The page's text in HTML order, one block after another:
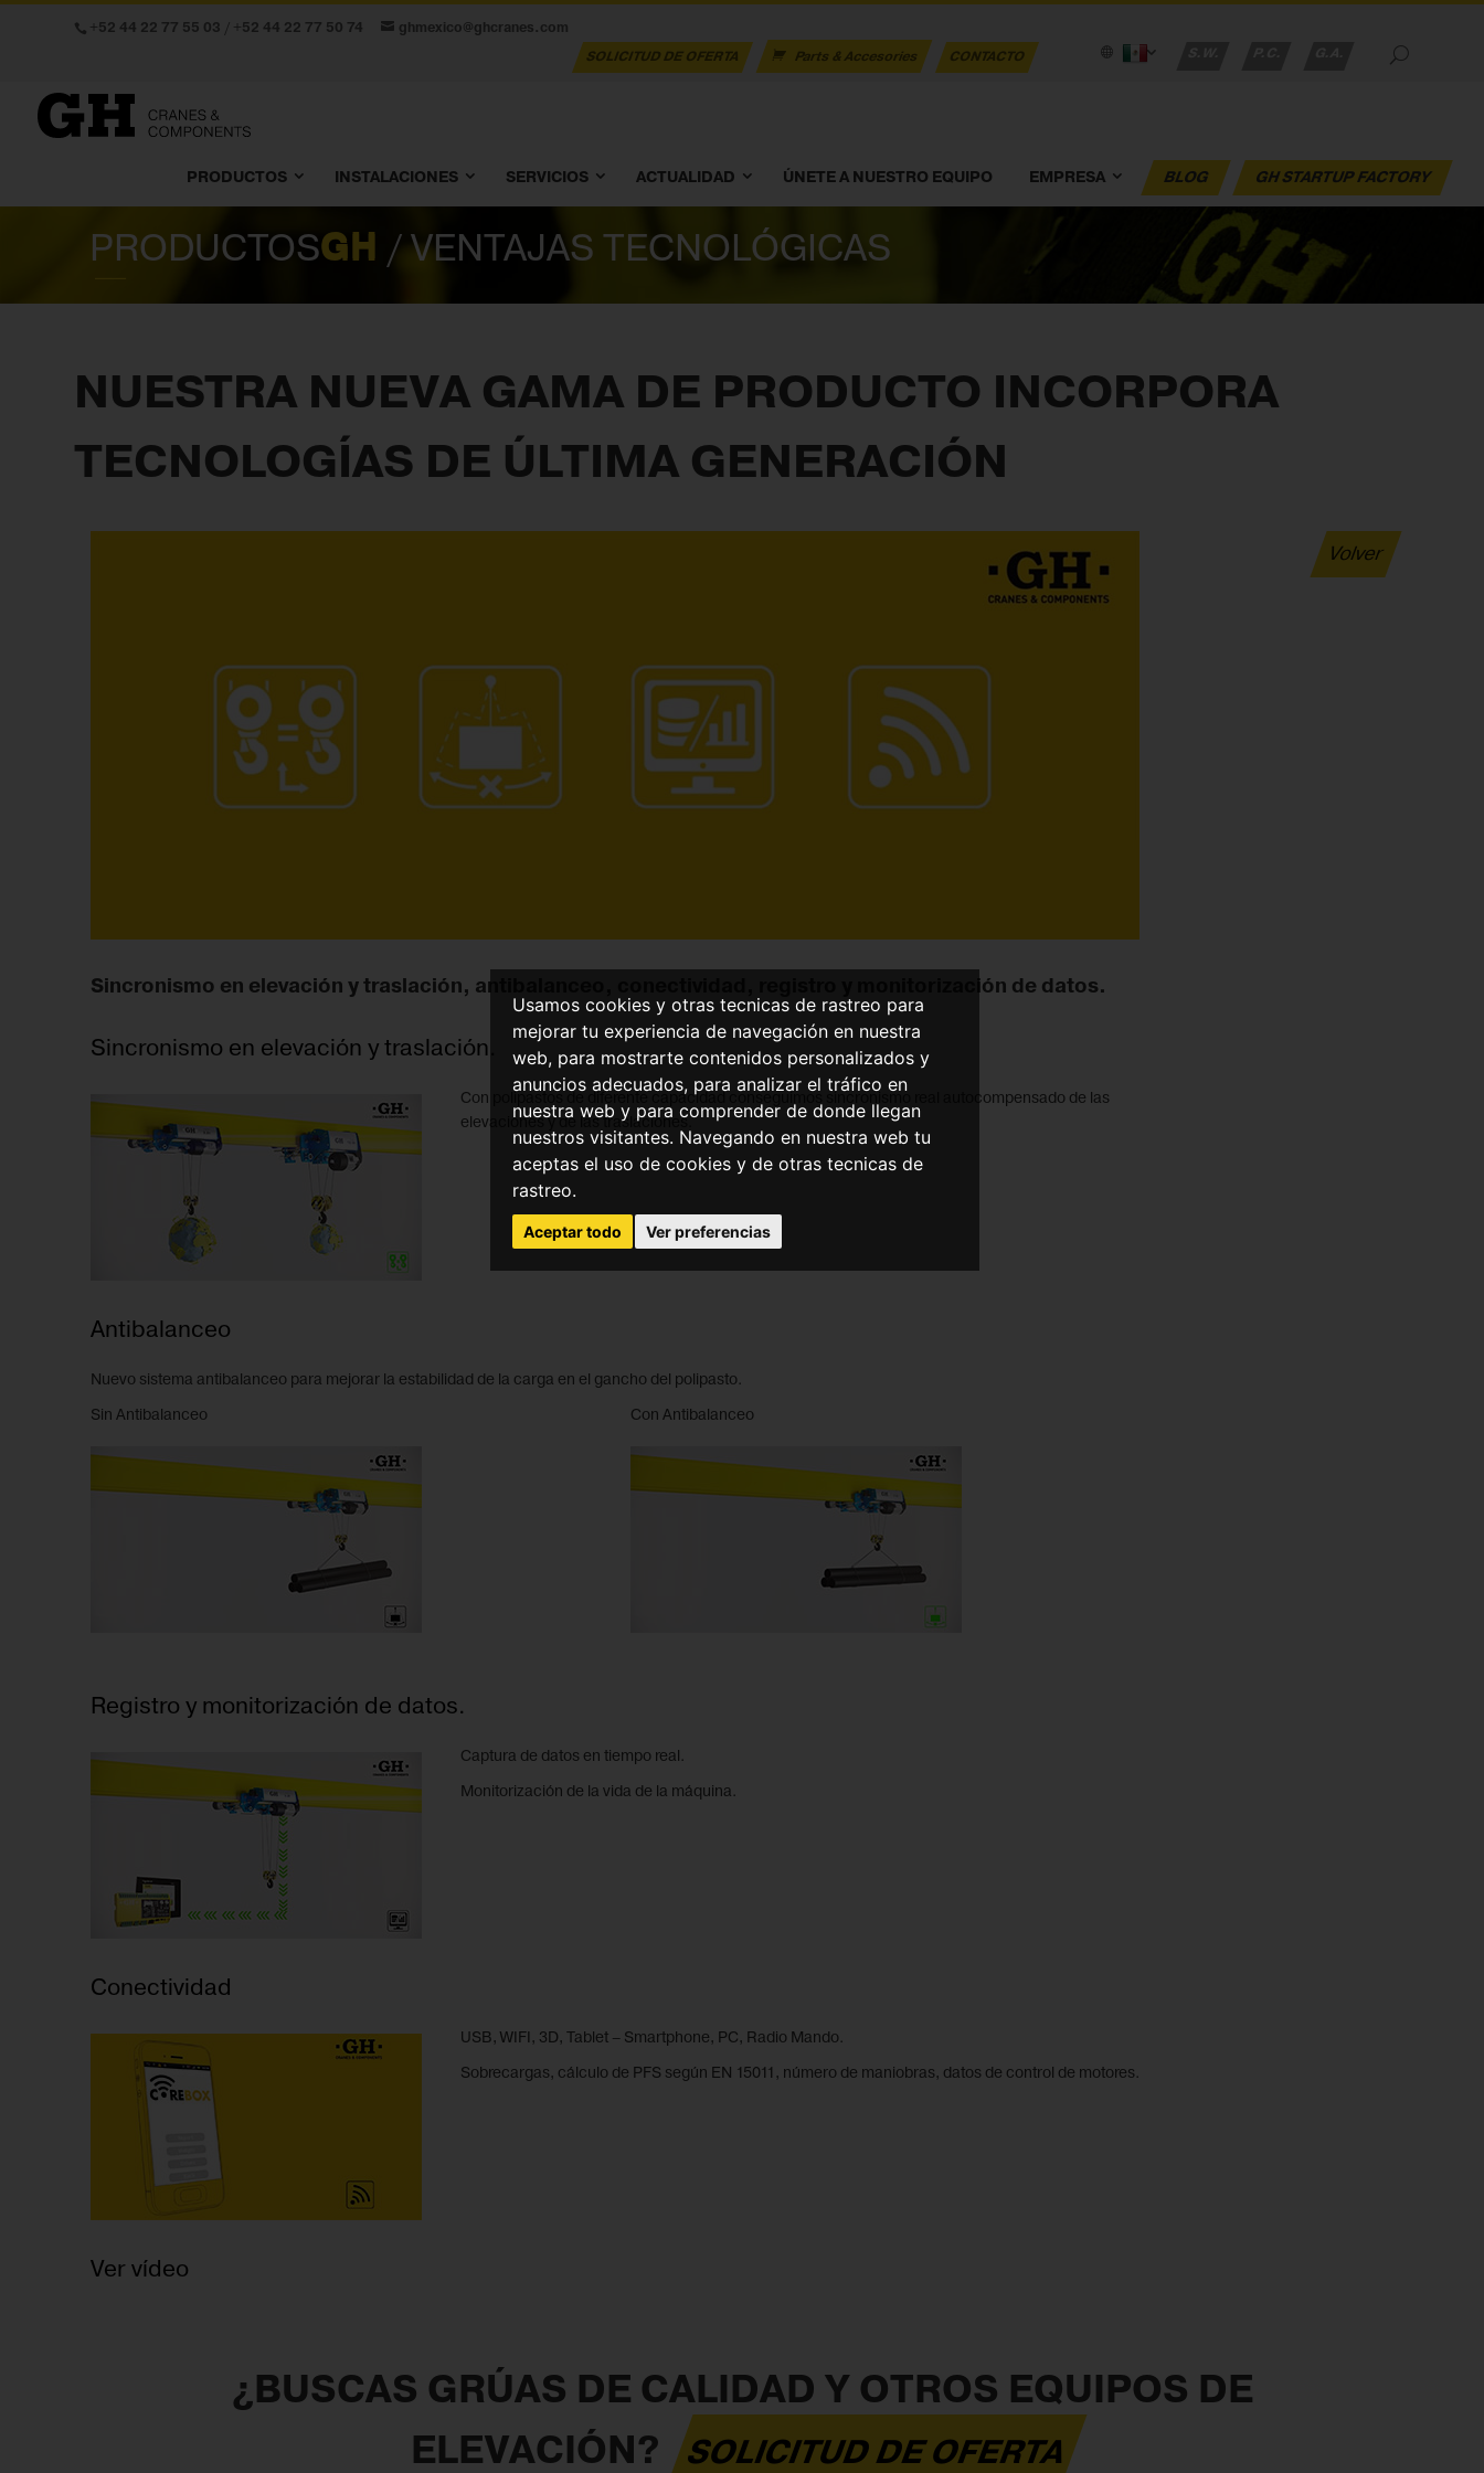
Usamos cookies y otras tecnicas de rastreo para
mejorar tu experiencia de navegación en nuestra
web, para mostrarte contenidos personalizados y
anuncios adecuados, para analizar el tráfico en
nuestra web y para comprender de donde llegan
nuestros visitantes. Navegando en nuestra web tu
aceptas el uso de cookies y de otras tecnicas de
rastreo.
Aceptar todo Ver preferencias
+52 44 22 77 55 03 / +52 44 22 77 50 74
ghmexico@ghcranes.com
SOLICITUD DE OFERTA
Parts & Accesories CONTACTO
PRODUCTOS INSTALACIONES SERVICIOS ACTUALIDAD ÚNETE A NUESTRO EQUIPO EMPRESA BLOG GH STARTUP FACTORY
PRODUCTOSGH / VENTAJAS TECNOLÓGICAS
NUESTRA NUEVA GAMA DE PRODUCTO INCORPORA
TECNOLOGÍAS DE ÚLTIMA GENERACIÓN
Sincronismo en elevación y traslación, antibalanceo, conectividad, registro y monitorización de datos.
Sincronismo en elevación y traslación.
Con polipastos de diferente capacidad conseguimos sincronismo real autocompensado de las
elevaciones y de las traslaciones.
Antibalanceo
Nuevo sistema antibalanceo para mejorar la estabilidad de la carga en el gancho del polipasto.
Sin Antibalanceo
Con Antibalanceo
Registro y monitorización de datos.
Captura de datos en tiempo real.
Monitorización de la vida de la máquina.
Conectividad
USB, WIFI, 3D, Tablet – Smartphone, PC, Radio Mando.
Sobrecargas, cálculo de PFS según EN 15011, número de maniobras, datos de control de motores.
Ver vídeo
Volver
¿BUSCAS GRÚAS DE CALIDAD Y OTROS EQUIPOS DE
ELEVACIÓN? SOLICITUD DE OFERTA